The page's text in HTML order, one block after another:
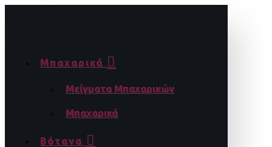
Μπαχαρικά
Μείγματα Μπαχαρικών
Μπαχαρικά
Βότανα